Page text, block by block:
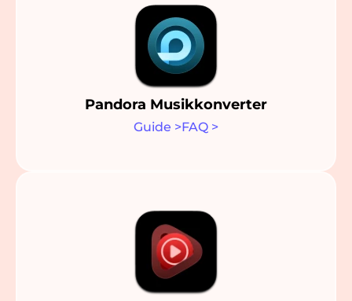
Pandora Musikkonverter
Guide >FAQ >